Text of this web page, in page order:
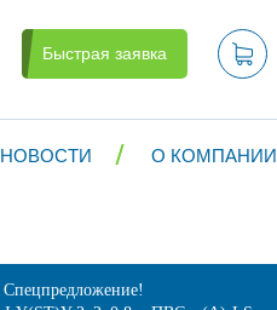
Быстрая заявка
НОВОСТИ О КОМПАНИИ
Спецпредложение!